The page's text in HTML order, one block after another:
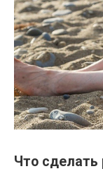
Что сделать